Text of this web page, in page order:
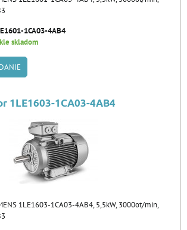
1CA03-4AB4
skladom
1LE1603-1CA03-4AB4
1LE1603-1CA03-4AB4, 5,5kW, 3000ot/min,